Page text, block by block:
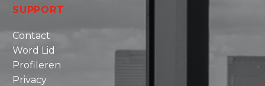
SUPPORT
Contact
Word Lid
Profileren
Privacy